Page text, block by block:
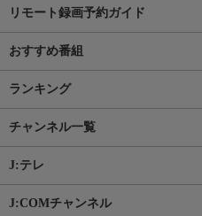
リモート録画予約ガイド
おすすめ番組
ランキング
チャンネル一覧
J:テレ
J:COMチャンネル